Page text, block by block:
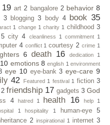
19 art 2 bangalore 2 behavior 8
3 blogging 3 body 4 book 35
1 change 1 charity 1 childhood 3
5 city 4 cleanliness 1 commitment 1
4 conflict 1 courtesy 2 crime 1
6 death 16 dedication
1
10 emotions 8 english 1 environment
eye 10 eye-bank 3 eye-care 9
42 Featured 1 festival 1 fiction 3
2 friendship 17 gadgets 3 God
4 hatred 1 health 16 help 1
1 hospitality 1 human-eye
5
2 inspirational 1 internet 3